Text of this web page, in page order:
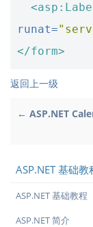
runat=
</form>
返回上一级
← ASP.NET
ASP.NET 基础教
ASP.NET 基础教程
ASP.NET 简介